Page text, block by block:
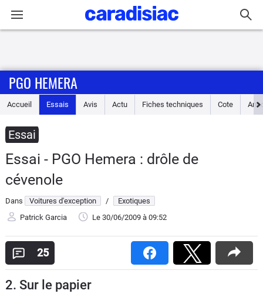
Accueil
Essais
Guide
d'achat
Electriques
Utilitaires
Flottes
Auto
PGO HEMERA
Accueil Essais Avis Actu Fiches techniques Cote
Essai
Essai - PGO Hemera : drôle de
cévenole
Dans Voitures d'exception /
Exotiques
Patrick Garcia
Le 30/06/2009 à 09:52
25
2. Sur le papier